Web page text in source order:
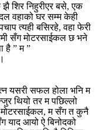
झै शिर निहुरीएर बसे, एक
वहाको घर सम्म केही
त्यही बसिरहे, वहा फेरी
सँग मोटरसाईकल छ भने
है ” म ”
यसरी सफल होला भनि म
थियो तर म पछिल्लो
मोटरसाईकल, म सँग त कुनै
याद आयो ऐ बिनोदको